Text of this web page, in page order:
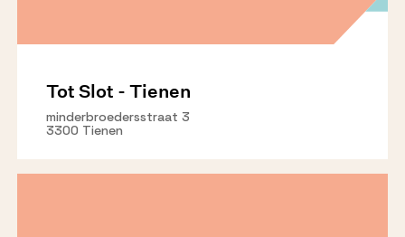
Tot Slot - Tienen
minderbroedersstraat 3
3300 Tienen